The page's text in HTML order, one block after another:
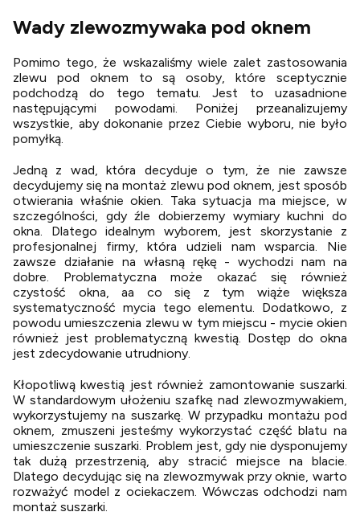
Wady zlewozmywaka pod oknem
Pomimo tego, że wskazaliśmy wiele zalet zastosowania
zlewu pod oknem to są osoby, które sceptycznie
podchodzą do tego tematu. Jest to uzasadnione
następującymi powodami. Poniżej przeanalizujemy
wszystkie, aby dokonanie przez Ciebie wyboru, nie było
pomyłką.
Jedną z wad, która decyduje o tym, że nie zawsze
decydujemy się na montaż zlewu pod oknem, jest sposób
otwierania właśnie okien. Taka sytuacja ma miejsce, w
szczególności, gdy źle dobierzemy wymiary kuchni do
okna. Dlatego idealnym wyborem, jest skorzystanie z
profesjonalnej firmy, która udzieli nam wsparcia. Nie
zawsze działanie na własną rękę - wychodzi nam na
dobre. Problematyczna może okazać się również
czystość okna, aa co się z tym wiąże większa
systematyczność mycia tego elementu. Dodatkowo, z
powodu umieszczenia zlewu w tym miejscu - mycie okien
również jest problematyczną kwestią. Dostęp do okna
jest zdecydowanie utrudniony.
Kłopotliwą kwestią jest również zamontowanie suszarki.
W standardowym ułożeniu szafkę nad zlewozmywakiem,
wykorzystujemy na suszarkę. W przypadku montażu pod
oknem, zmuszeni jesteśmy wykorzystać część blatu na
umieszczenie suszarki. Problem jest, gdy nie dysponujemy
tak dużą przestrzenią, aby stracić miejsce na blacie.
Dlatego decydując się na zlewozmywak przy oknie, warto
rozważyć model z ociekaczem. Wówczas odchodzi nam
montaż suszarki.